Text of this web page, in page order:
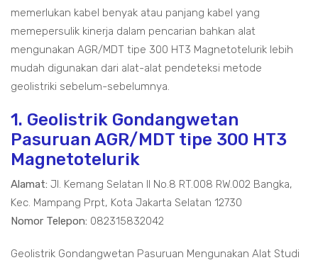
memerlukan kabel benyak atau panjang kabel yang
memepersulik kinerja dalam pencarian bahkan alat
mengunakan AGR/MDT tipe 300 HT3 Magnetotelurik lebih
mudah digunakan dari alat-alat pendeteksi metode
geolistriki sebelum-sebelumnya.
1. Geolistrik Gondangwetan
Pasuruan AGR/MDT tipe 300 HT3
Magnetotelurik
Alamat: Jl. Kemang Selatan II No.8 RT.008 RW.002 Bangka,
Kec. Mampang Prpt, Kota Jakarta Selatan 12730
Nomor Telepon: 082315832042
Geolistrik Gondangwetan Pasuruan Mengunakan Alat Studi